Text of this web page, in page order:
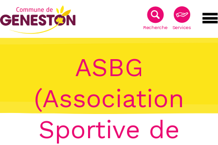
Recherche Services
ASBG
(Association
Sportive de